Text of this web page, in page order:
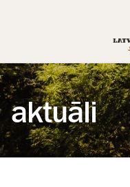
aktuāli